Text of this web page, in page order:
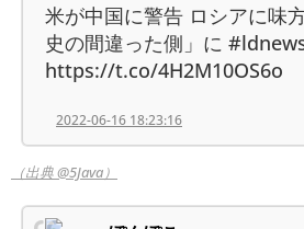
米が中国に警告 ロシアに味
史の間違った側」に
https://t.co/4H2M10OS6o
2022-06-16 18:23:16
（出典 @5Java）